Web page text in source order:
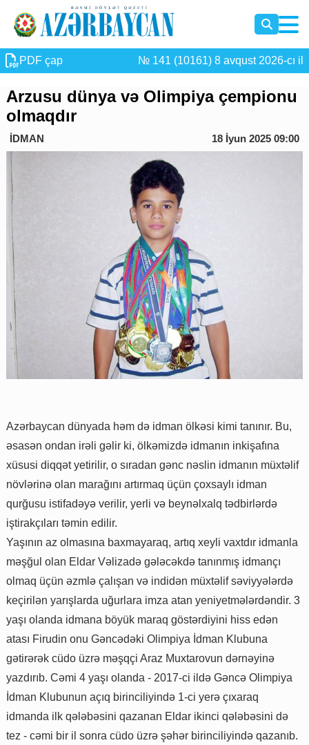
PDF çap № 141 (10161) 8 avqust 2026-cı il
Arzusu dünya və Olimpiya çempionu
olmaqdır
İDMAN 18 İyun 2025 09:00
Azərbaycan dünyada həm də idman ölkəsi kimi tanınır. Bu,
əsasən ondan irəli gəlir ki, ölkəmizdə idmanın inkişafına
xüsusi diqqət yetirilir, o sıradan gənc nəslin idmanın müxtəlif
növlərinə olan marağını artırmaq üçün çoxsaylı idman
qurğusu istifadəyə verilir, yerli və beynəlxalq tədbirlərdə
iştirakçıları təmin edilir.
Yaşının az olmasına baxmayaraq, artıq xeyli vaxtdır idmanla
məşğul olan Eldar Vəlizadə gələcəkdə tanınmış idmançı
olmaq üçün əzmlə çalışan və indidən müxtəlif səviyyələrdə
keçirilən yarışlarda uğurlara imza atan yeniyetmələrdəndir. 3
yaşı olanda idmana böyük maraq göstərdiyini hiss edən
atası Firudin onu Gəncədəki Olimpiya İdman Klubuna
gətirərək cüdo üzrə məşqçi Araz Muxtarovun dərnəyinə
yazdırıb. Cəmi 4 yaşı olanda - 2017-ci ildə Gəncə Olimpiya
İdman Klubunun açıq birinciliyində 1-ci yerə çıxaraq
idmanda ilk qələbəsini qazanan Eldar ikinci qələbəsini də
tez - cəmi bir il sonra cüdo üzrə şəhər birinciliyində qazanıb.